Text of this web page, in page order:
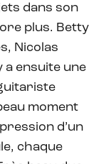
dans son
plus. Betty
Nicolas
ensuite une
moment
d’un
chaque